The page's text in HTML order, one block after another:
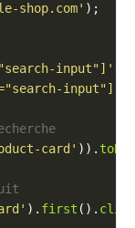
shop.com'
input"]'
input"]'
card' )).
). first (). click